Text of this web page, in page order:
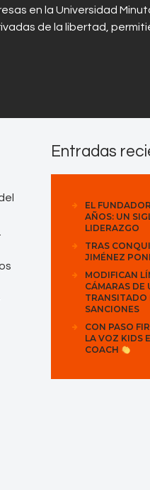
en la Universidad
de la libertad,
Entradas
EL
AÑOS: UN
LIDERAZGO
TRAS
JIMÉNEZ
MODIFICAN
CÁMARAS DE
TRANSITADO
SANCIONES
CON PASO
LA VOZ KIDS
COACH